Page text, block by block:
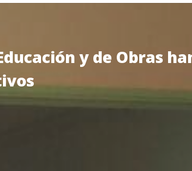
y de Obras